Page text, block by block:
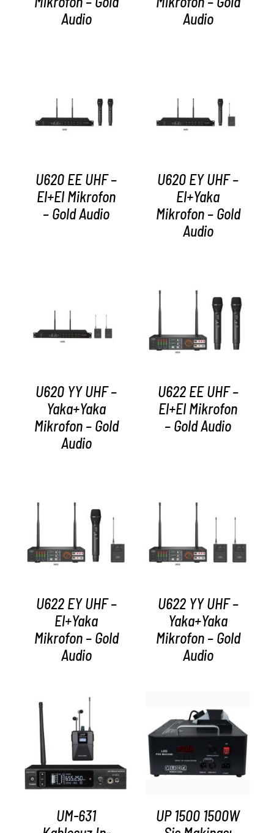
Audio
Audio
AYRINTILAR
U620 EE UHF –
El+El Mikrofon
– Gold Audio
AYRINTILAR
U620 EY UHF –
El+Yaka
Mikrofon – Gold
Audio
AYRINTILAR
U620 YY UHF –
Yaka+Yaka
Mikrofon – Gold
Audio
AYRINTILAR
U622 EE UHF –
El+El Mikrofon
– Gold Audio
AYRINTILAR
U622 EY UHF –
El+Yaka
Mikrofon – Gold
Audio
U622 YY UHF –
Yaka+Yaka
Mikrofon – Gold
Audio
AYRINTILAR
UM-631
AYRINTILAR
UP 1500 1500W